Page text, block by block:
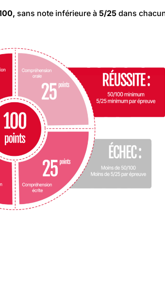
sans note inférieure à 5/25 dans